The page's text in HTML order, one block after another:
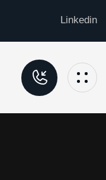
Linkedin